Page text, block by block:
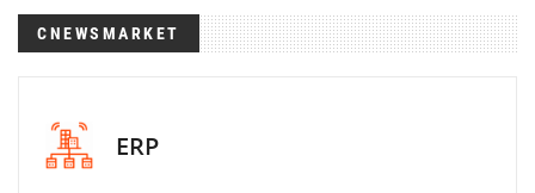
CNEWSMARKET
ERP